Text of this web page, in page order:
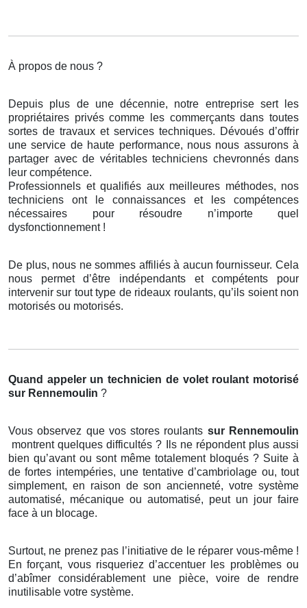
À propos de nous ?
Depuis plus de une décennie, notre entreprise sert les
propriétaires privés comme les commerçants dans toutes
sortes de travaux et services techniques. Dévoués d’offrir
une service de haute performance, nous nous assurons à
partager avec de véritables techniciens chevronnés dans
leur compétence.
Professionnels et qualifiés aux meilleures méthodes, nos
techniciens ont le connaissances et les compétences
nécessaires pour résoudre n’importe quel
dysfonctionnement !
De plus, nous ne sommes affiliés à aucun fournisseur. Cela
nous permet d’être indépendants et compétents pour
intervenir sur tout type de rideaux roulants, qu’ils soient non
motorisés ou motorisés.
Quand appeler un technicien de volet roulant motorisé
sur Rennemoulin ?
Vous observez que vos stores roulants sur Rennemoulin
montrent quelques difficultés ? Ils ne répondent plus aussi
bien qu’avant ou sont même totalement bloqués ? Suite à
de fortes intempéries, une tentative d’cambriolage ou, tout
simplement, en raison de son ancienneté, votre système
automatisé, mécanique ou automatisé, peut un jour faire
face à un blocage.
Surtout, ne prenez pas l’initiative de le réparer vous-même !
En forçant, vous risqueriez d’accentuer les problèmes ou
d’abîmer considérablement une pièce, voire de rendre
inutilisable votre système.